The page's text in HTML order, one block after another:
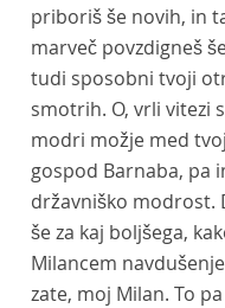
priboriš še novih, in
marveč povzdigneš
tudi sposobni tvoji
smotrih. O, vrli vitezi
modri možje med
gospod Barnaba, pa
državniško modrost.
še za kaj boljšega,
Milancem
zate, moj Milan. To